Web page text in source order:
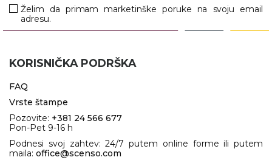
Želim da primam marketinške poruke na svoju email
adresu.
KORISNIČKA PODRŠKA
FAQ
Vrste štampe
Pozovite: +381 24 566 677
Pon-Pet 9-16 h
Podnesi svoj zahtev: 24/7 putem online forme ili putem
maila: office@scenso.com